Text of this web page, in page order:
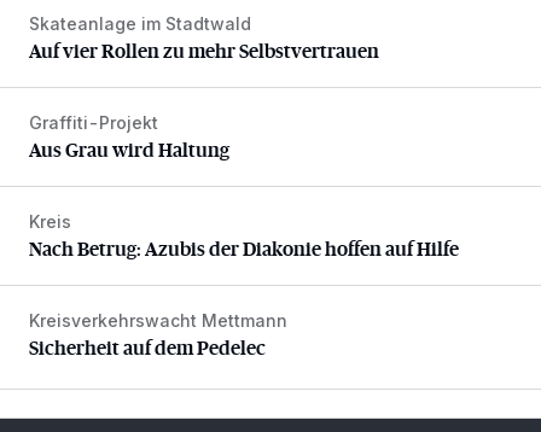
Auf vier Rollen zu mehr Selbstvertrauen
Skateanlage im Stadtwald
Auf vier Rollen zu mehr Selbstvertrauen
Aus Grau wird Haltung
Graffiti-Projekt
Aus Grau wird Haltung
Nach Betrug: Azubis der Diakonie hoffen auf Hilfe
Kreis
Nach Betrug: Azubis der Diakonie hoffen auf Hilfe
Sicherheit auf dem Pedelec
Kreisverkehrswacht Mettmann
Sicherheit auf dem Pedelec